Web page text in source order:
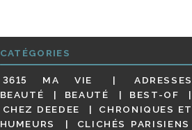
CATÉGORIES
3615 MA VIE
ADRESSES
BEAUTÉ
BEAUTÉ
BEST-OF
CHEZ DEEDEE
CHRONIQUES ET
HUMEURS
CLICHÉS PARISIENS